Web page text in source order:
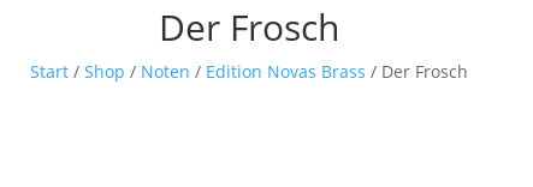
Der Frosch
Start / Shop / Noten / Edition Novas Brass / Der Frosch